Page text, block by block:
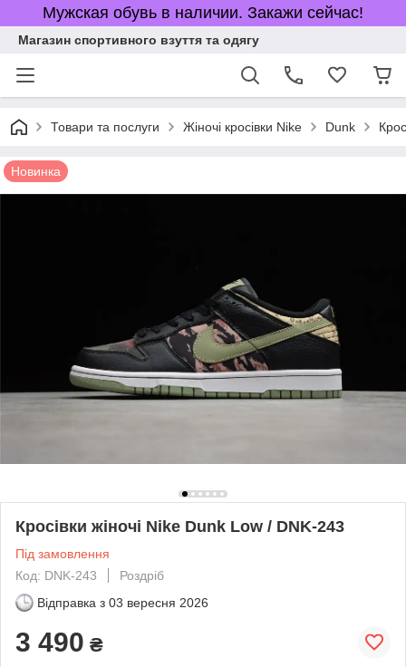
Мужская обувь в наличии. Закажи сейчас!
Магазин спортивного взуття та одягу
Товари та послуги Жіночі кросівки Nike Dunk
Новинка
Кросівки жіночі Nike Dunk Low / DNK-243
Під замовлення
Код: DNK-243
Роздріб
Відправка з 03 вересня 2026
3 490 ₴